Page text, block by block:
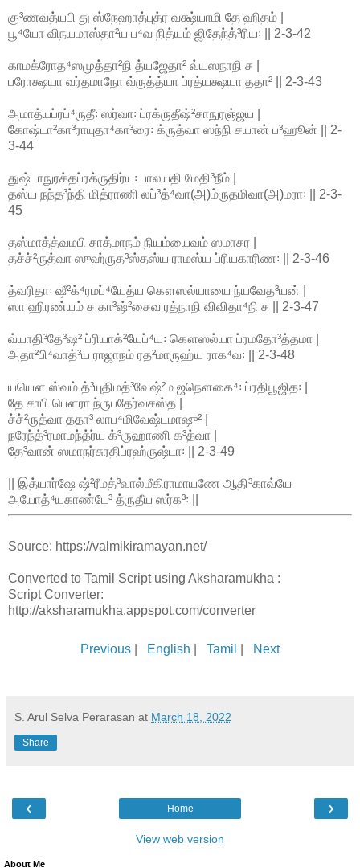
கு³ணவத்யபி து ஸ்நேஹாத்புத்ர வக்ஷ்யாமி தே ஹிதம் |
பூ⁴யோ விநயமாஸ்தா²ய ப⁴வ நித்யம் ஜிதேந்த்³ரிய꞉ || 2-3-42
காமக்ரோத⁴ஸமுத்தா²நி த்யஜேதா² வ்யஸநாநி ச |
பரோக்ஷயா வர்தமாநோ வ்ருத்த்யா ப்ரத்யக்ஷயா ததா² || 2-3-43
அமாத்யப்ரப்⁴ருதீ꞉ ஸர்வா꞉ ப்ரக்ருதீஷ்²சாநுரஞ்ஜய |
கோஷ்டா²கா³ராயுதா⁴கா³ரை꞉ க்ருத்வா ஸந்நி சயான் ப³ஹூன் || 2-
3-44
துஷ்டாநுரக்தப்ரக்ருதிர்ய꞉ பாலயதி மேதி³நீம் |
தஸ்ய நந்த³ந்தி மித்ராணி லப்³த்⁴வா(அ)ம்ருதமிவா(அ)மரா꞉ || 2-3-
45
தஸ்மாத்த்வமபி சாத்மாநம் நியம்யைவம் ஸமாசர |
தச்ச்²ருத்வா ஸுஹ்ருத³ஸ்தஸ்ய ராமஸ்ய ப்ரியகாரிண꞉ || 2-3-46
த்வரிதா꞉ ஷீ²க்⁴ரமப்⁴யேத்ய கௌஸல்யாயை ந்யவேத³யன் |
ஸா ஹிரண்யம் ச கா³ஷ்²சைவ ரத்நாநி விவிதா⁴நி ச || 2-3-47
வ்யாதி³தே³ஷ² ப்ரியாக்²யேப்⁴ய꞉ கௌஸல்யா ப்ரமதோ³த்தமா |
அதா²பி⁴வாத்³ய ராஜாநம் ரத²மாருஹ்ய ராக⁴வ꞉ || 2-3-48
யயௌ ஸ்வம் த்³யுதிமத்³வேஷ்²ம ஜநௌகை⁴꞉ ப்ரதிபூஜித꞉ |
தே சாபி பௌரா ந்ருபதேர்வசஸ்த |
ச்ச்²ருத்வா ததா³ லாப⁴மிவேஷ்டமாஷு² |
நரேந்த்³ரமாமந்த்ர்ய க்³ருஹாணி க³த்வா |
தே³வான் ஸமாநர்சுரதிப்ரஹ்ருஷ்டா꞉ || 2-3-49
|| இத்யார்ஷே ஷ்²ரீமத்³வால்மீகிராமாயணே ஆதி³காவ்யே
அயோத்⁴யகாண்டே³ த்ருதீய ஸர்க³꞉ ||
Source: https://valmikiramayan.net/
Converted to Tamil Script using Aksharamukha :
Script Converter:
http://aksharamukha.appspot.com/converter
Previous English Tamil Next
S. Arul Selva Perarasan at March 18, 2022
Share
‹ ›
Home
View web version
About Me